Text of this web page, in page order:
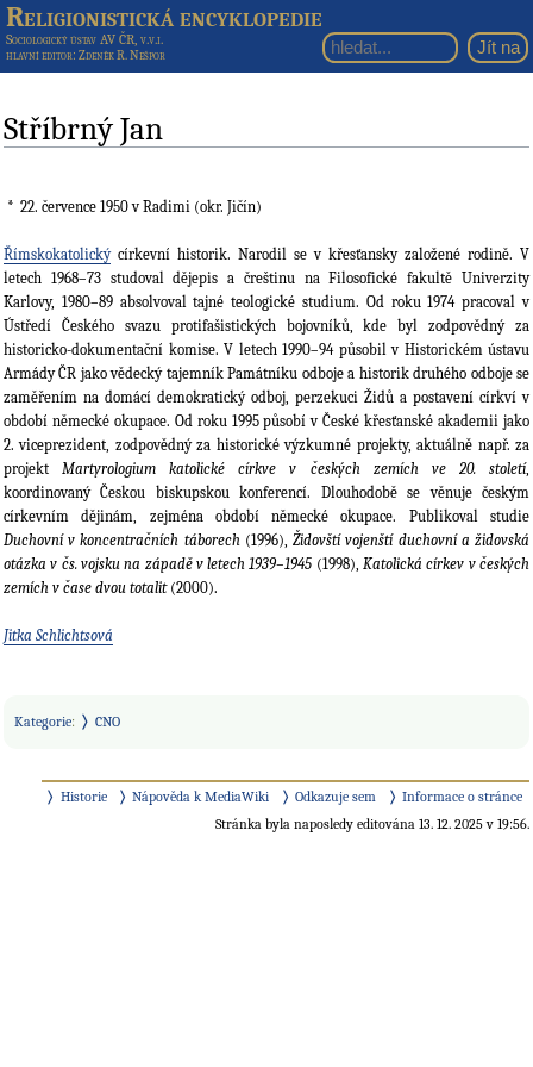
Religionistická encyklopedie
Sociologický ústav AV ČR, v.v.i.
hlavní editor: Zdeněk R. Nešpor
Stříbrný Jan
22. července 1950v Radimi (okr. Jičín)
Římskokatolickýcírkevní historik. Narodil se v křesťansky založené rodině. V
letech 1968–73 studoval dějepis a čreštinu na Filosofické fakultě Univerzity
Karlovy, 1980–89 absolvoval tajné teologické studium. Od roku 1974 pracoval v
Ústředí Českého svazu protifašistických bojovníků, kde byl zodpovědný za
historicko-dokumentační komise. V letech 1990–94 působil v Historickém ústavu
Armády ČR jako vědecký tajemník Památníku odboje a historik druhého odboje se
zaměřením na domácí demokratický odboj, perzekuci Židů a postavení církví v
období německé okupace. Od roku 1995 působí v České křesťanské akademii jako
2. viceprezident, zodpovědný za historické výzkumné projekty, aktuálně např. za
projektMartyrologium katolické církve v českých zemích ve 20. století,
koordinovaný Českou biskupskou konferencí. Dlouhodobě se věnuje českým
církevním dějinám, zejména období německé okupace. Publikoval studie
Duchovní v koncentračních táborech(1996),Židovští vojenští duchovní a židovská
otázka v čs. vojsku na západě v letech 1939–1945 (1998),Katolická církev v českých
zemích v čase dvou totalit(2000).
Jitka Schlichtsová
Kategorie: CNO
Historie Nápověda k MediaWiki Odkazuje sem
Informace o stránce
Stránka byla naposledy editována 13. 12. 2025 v 19:56.